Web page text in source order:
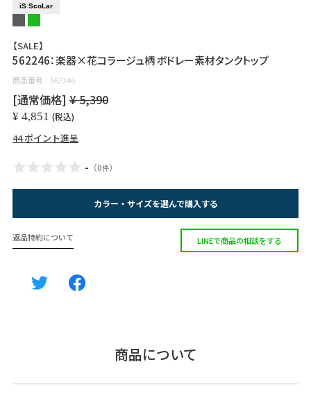
iS ScoLar
【SALE】
562246：楽器×花コラージュ柄 ボドレー素材タンクトップ
商品番号 562246
[通常価格] ¥5,390
¥ 4,851 税込
44 ポイント進呈
- （0件）
カラー・サイズを選んで購入する
返品特約について LINEで商品の相談をする
商品について